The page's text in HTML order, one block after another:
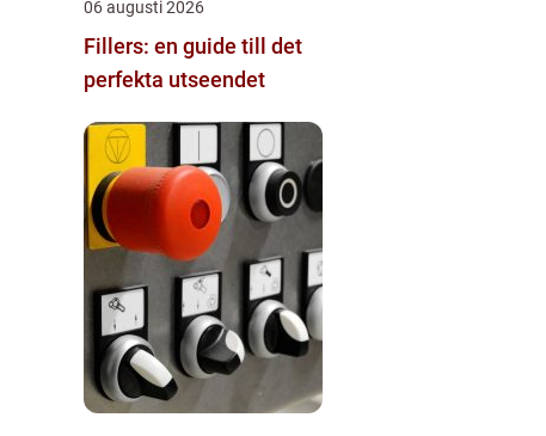
06 augusti 2026
Fillers: en guide till det
perfekta utseendet